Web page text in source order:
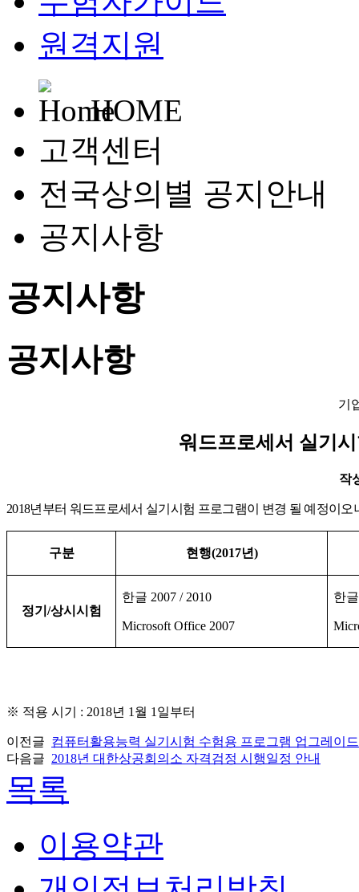
원격지원
HOME
고객센터
전국상의별 공지안내
공지사항
공지사항
공지사항
기
워드프로세서 실기
작
2018년부터 워드프로세서 실기시험 프로그램이 변경 될 예정이
구분 현행(2017년)
정기 /상시시험
한글 2007 / 2010
Microsoft Office 2007
한
※ 적용 시기 : 2018년 1 월 1 일부터
이전글 컴퓨터활용능력 실기시험 수험용 프로그램 업그레이
다음글 2018년 대한상공회의소 자격검정 시행일정 안내
목록
이용약관